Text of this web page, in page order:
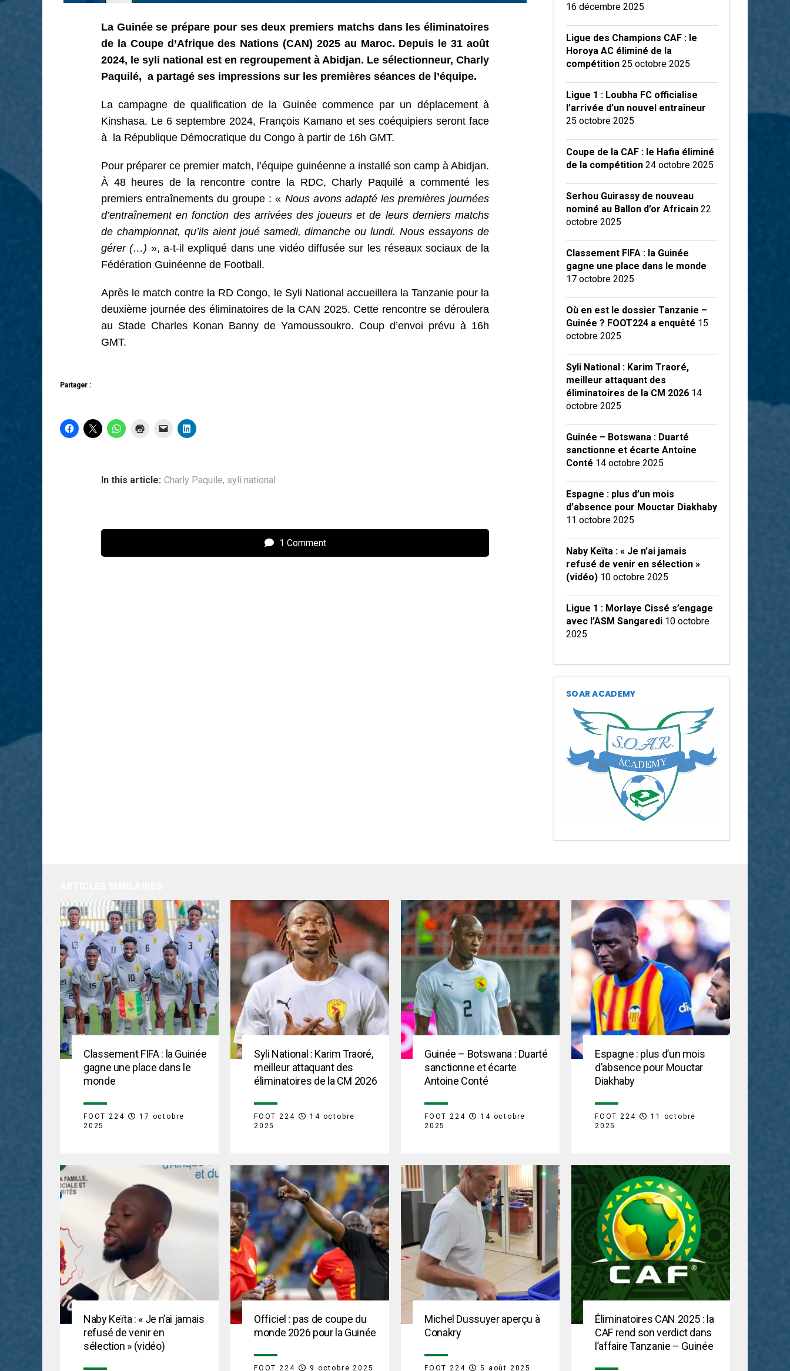
La Guinée se prépare pour ses deux premiers matchs dans les éliminatoires
de la Coupe d’Afrique des Nations (CAN) 2025 au Maroc. Depuis le 31 août
2024, le syli national est en regroupement à Abidjan. Le sélectionneur, Charly
Paquilé, a partagé ses impressions sur les premières séances de l’équipe.
La campagne de qualification de la Guinée commence par un déplacement à
Kinshasa. Le 6 septembre 2024, François Kamano et ses coéquipiers seront face
à la République Démocratique du Congo à partir de 16h GMT.
Pour préparer ce premier match, l’équipe guinéenne a installé son camp à Abidjan.
À 48 heures de la rencontre contre la RDC, Charly Paquilé a commenté les
premiers entraînements du groupe : « Nous avons adapté les premières journées
d’entraînement en fonction des arrivées des joueurs et de leurs derniers matchs
de championnat, qu’ils aient joué samedi, dimanche ou lundi. Nous essayons de
gérer (…) », a-t-il expliqué dans une vidéo diffusée sur les réseaux sociaux de la
Fédération Guinéenne de Football.
Après le match contre la RD Congo, le Syli National accueillera la Tanzanie pour la
deuxième journée des éliminatoires de la CAN 2025. Cette rencontre se déroulera
au Stade Charles Konan Banny de Yamoussoukro. Coup d’envoi prévu à 16h
GMT.
Partager :
In this article: Charly Paquile, syli national
1 Comment
16 décembre 2025
Ligue des Champions CAF : le
Horoya AC éliminé de la
compétition 25 octobre 2025
Ligue 1 : Loubha FC officialise
l’arrivée d’un nouvel entraîneur
25 octobre 2025
Coupe de la CAF : le Hafia éliminé
de la compétition 24 octobre 2025
Serhou Guirassy de nouveau
nominé au Ballon d’or Africain 22
octobre 2025
Classement FIFA : la Guinée
gagne une place dans le monde
17 octobre 2025
Où en est le dossier Tanzanie –
Guinée ? FOOT224 a enquêté 15
octobre 2025
Syli National : Karim Traoré,
meilleur attaquant des
éliminatoires de la CM 2026 14
octobre 2025
Guinée – Botswana : Duarté
sanctionne et écarte Antoine
Conté 14 octobre 2025
Espagne : plus d’un mois
d’absence pour Mouctar Diakhaby
11 octobre 2025
Naby Keïta : « Je n’ai jamais
refusé de venir en sélection »
(vidéo) 10 octobre 2025
Ligue 1 : Morlaye Cissé s’engage
avec l’ASM Sangaredi 10 octobre
2025
SOAR ACADEMY
Classement FIFA : la Guinée
gagne une place dans le
monde
FOOT 224
17 octobre
2025
Syli National : Karim Traoré,
meilleur attaquant des
éliminatoires de la CM 2026
FOOT 224
14 octobre
2025
Guinée – Botswana : Duarté
sanctionne et écarte
Antoine Conté
FOOT 224
14 octobre
2025
Espagne : plus d’un mois
d’absence pour Mouctar
Diakhaby
FOOT 224
11 octobre
2025
Naby Keïta : « Je n’ai jamais
refusé de venir en
sélection » (vidéo)
Officiel : pas de coupe du
monde 2026 pour la Guinée
FOOT 224 9 octobre 2025
Michel Dussuyer aperçu à
Conakry
FOOT 224 5 août 2025
Éliminatoires CAN 2025 : la
CAF rend son verdict dans
l’affaire Tanzanie – Guinée